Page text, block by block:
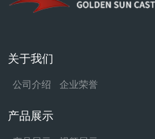
关于我们
公司介绍 企业荣誉
产品展示